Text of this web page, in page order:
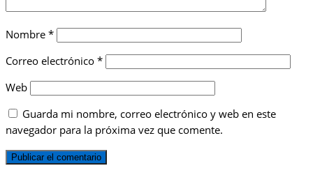
Nombre *
Correo electrónico *
Web
Guarda mi nombre, correo electrónico y web en este
navegador para la próxima vez que comente.